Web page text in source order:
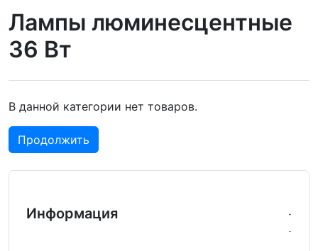
Лампы люминесцентные
36 Вт
В данной категории нет товаров.
Продолжить
Информация